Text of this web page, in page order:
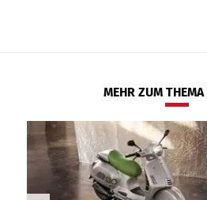
MEHR ZUM